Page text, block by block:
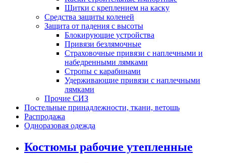
Щитки с креплением на каску
Средства защиты коленей
Защита от падения с высоты
Блокирующие устройства
Привязи безлямочные
Страховочные привязи с наплечными и
набедренными лямками
Стропы с карабинами
Удерживающие привязи с наплечными
лямками
Прочие СИЗ
Постельные принадлежности, ткани, ветошь
Распродажа
Одноразовая одежда
Костюмы рабочие утепленные